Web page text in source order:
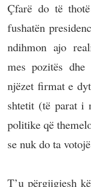
Çfarë do të
fushatën
ndihmon ajo
mes pozitës
njëzet firmat e
shtetit (të parat i
politike që
se nuk do ta
T’u përgjigjesh